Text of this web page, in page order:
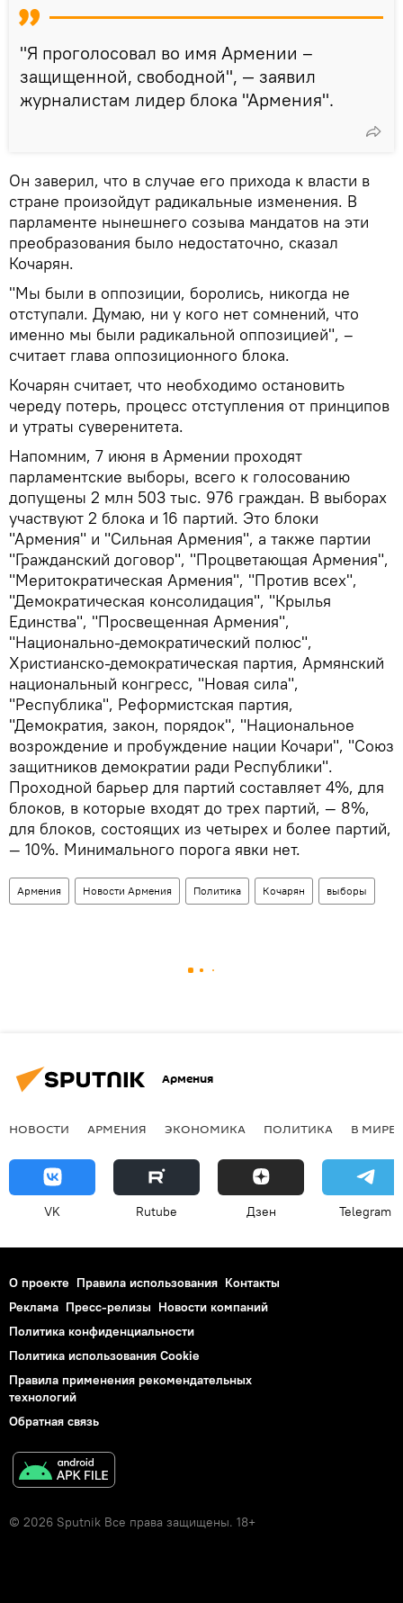
"Я проголосовал во имя Армении –
защищенной, свободной", — заявил
журналистам лидер блока "Армения".
Он заверил, что в случае его прихода к власти в
стране произойдут радикальные изменения. В
парламенте нынешнего созыва мандатов на эти
преобразования было недостаточно, сказал
Кочарян.
"Мы были в оппозиции, боролись, никогда не
отступали. Думаю, ни у кого нет сомнений, что
именно мы были радикальной оппозицией", –
считает глава оппозиционного блока.
Кочарян считает, что необходимо остановить
череду потерь, процесс отступления от принципов
и утраты суверенитета.
Напомним, 7 июня в Армении проходят
парламентские выборы, всего к голосованию
допущены 2 млн 503 тыс. 976 граждан. В выборах
участвуют 2 блока и 16 партий. Это блоки
"Армения" и "Сильная Армения", а также партии
"Гражданский договор", "Процветающая Армения",
"Меритократическая Армения", "Против всех",
"Демократическая консолидация", "Крылья
Единства", "Просвещенная Армения",
"Национально-демократический полюс",
Христианско-демократическая партия, Армянский
национальный конгресс, "Новая сила",
"Республика", Реформистская партия,
"Демократия, закон, порядок", "Национальное
возрождение и пробуждение нации Кочари", "Союз
защитников демократии ради Республики".
Проходной барьер для партий составляет 4%, для
блоков, в которые входят до трех партий, — 8%,
для блоков, состоящих из четырех и более партий,
— 10%. Минимального порога явки нет.
Армения Новости Армения Политика Кочарян выборы
Армения
НОВОСТИ АРМЕНИЯ ЭКОНОМИКА ПОЛИТИКА В МИРЕ
VK Rutube Дзен Telegram
О проекте Правила использования Контакты
Реклама Пресс-релизы Новости компаний
Политика конфиденциальности
Политика использования Cookie
Правила применения рекомендательных
технологий
Обратная связь
© 2026 Sputnik Все права защищены. 18+